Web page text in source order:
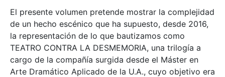
El presente volumen pretende mostrar la complejidad
de un hecho escénico que ha supuesto, desde 2016,
la representación de lo que bautizamos como
TEATRO CONTRA LA DESMEMORIA, una trilogía a
cargo de la compañía surgida desde el Máster en
Arte Dramático Aplicado de la U.A., cuyo objetivo era